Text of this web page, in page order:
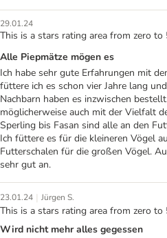
29.01.24
This is a stars rating area from zero to
Alle Piepmätze mögen es
Ich habe sehr gute Erfahrungen mit
füttere ich es schon vier Jahre lang
Nachbarn haben es inzwischen
möglicherweise auch mit der Vielfalt
Sperling bis Fasan sind alle an den
Ich füttere es für die kleineren Vögel
Futterschalen für die großen Vögel.
sehr gut an.
23.01.24 | Jürgen S.
This is a stars rating area from zero to
Wird nicht mehr alles gegessen